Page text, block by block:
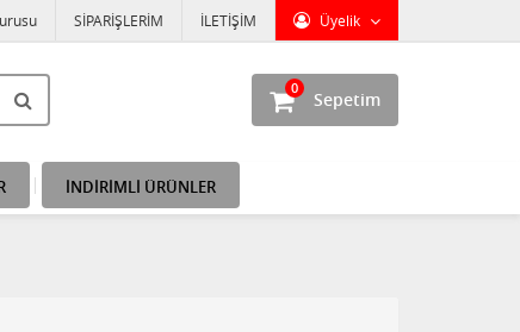
Üyelik
SİPARİŞLERİM İLETİŞİM
Sepetim
0
İNDİRİMLİ ÜRÜNLER